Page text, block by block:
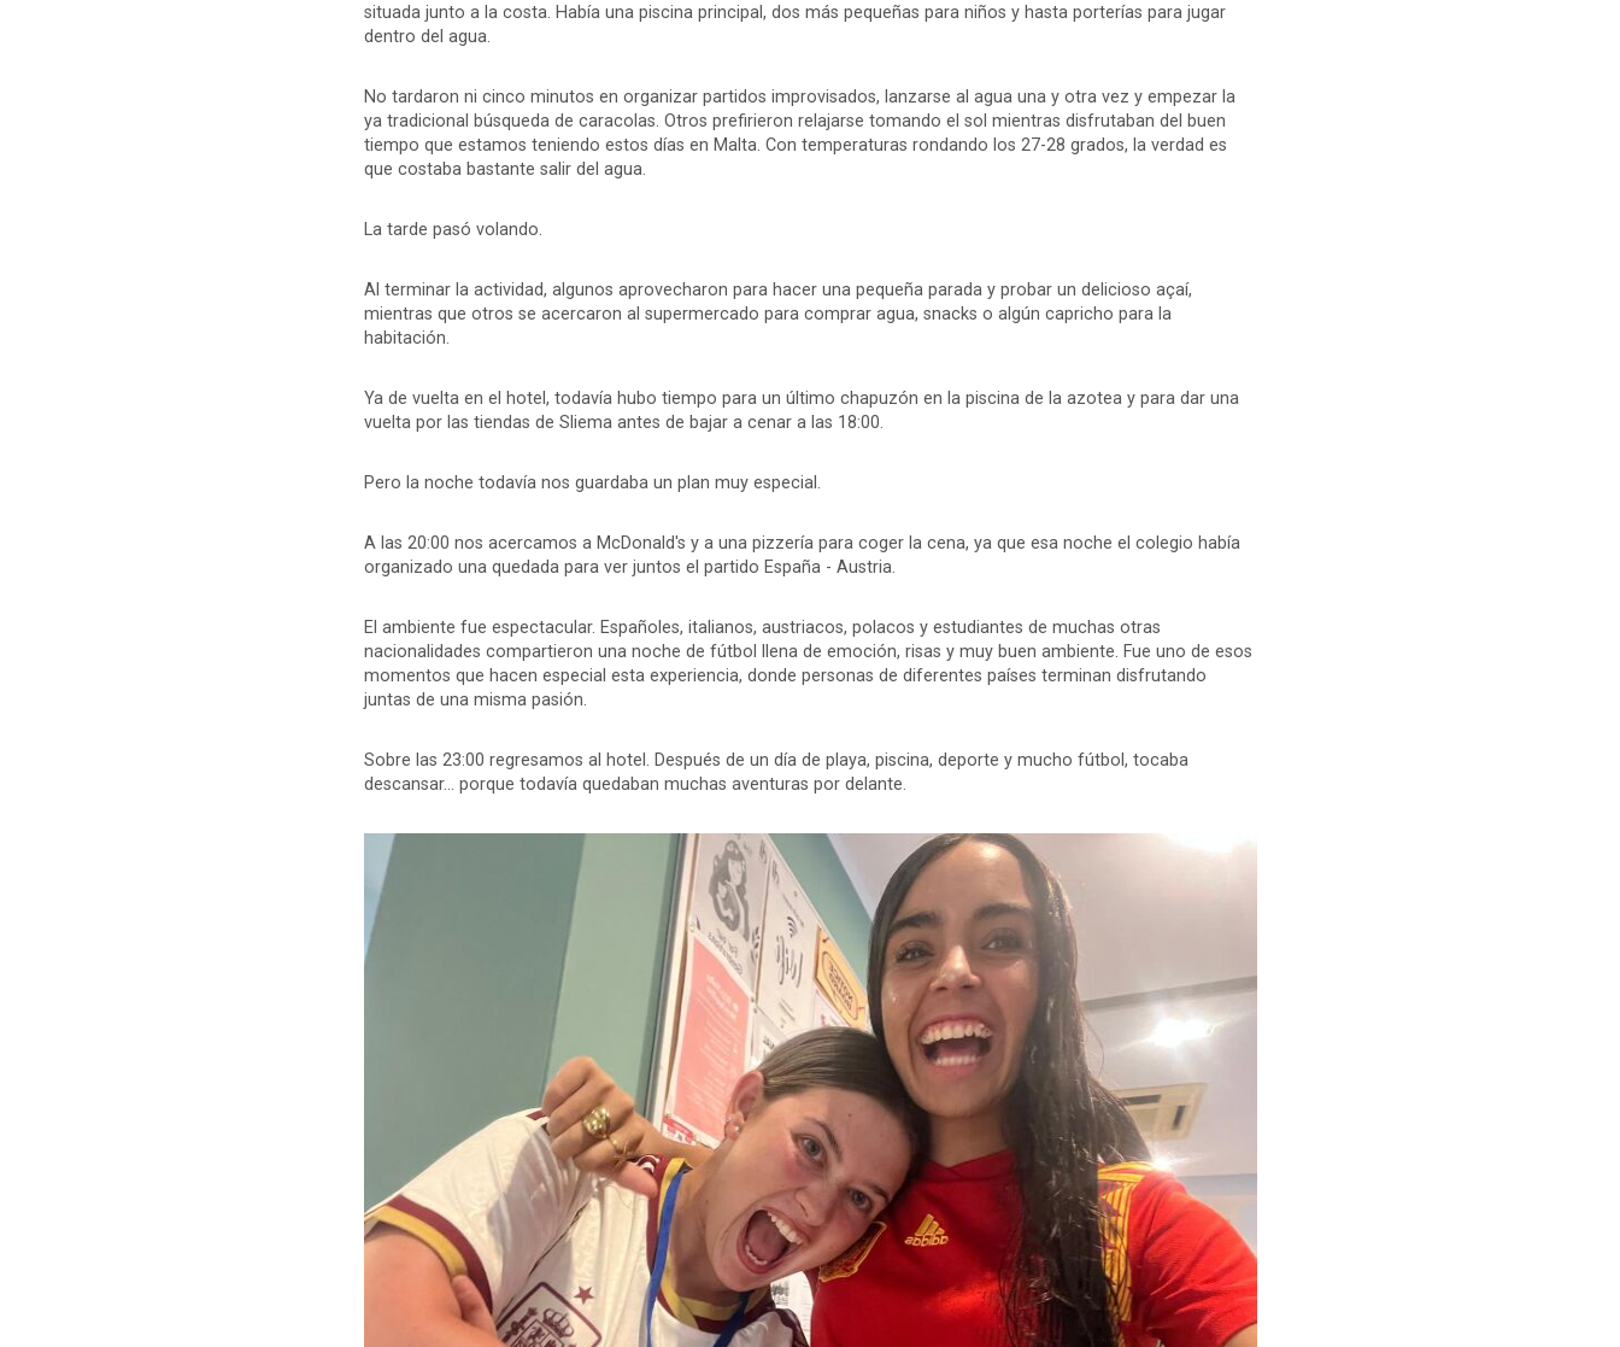
situada junto a la costa. Había una piscina principal, dos más pequeñas para niños y hasta porterías para jugar
dentro del agua.
No tardaron ni cinco minutos en organizar partidos improvisados, lanzarse al agua una y otra vez y empezar la
ya tradicional búsqueda de caracolas. Otros prefirieron relajarse tomando el sol mientras disfrutaban del buen
tiempo que estamos teniendo estos días en Malta. Con temperaturas rondando los 27-28 grados, la verdad es
que costaba bastante salir del agua.
La tarde pasó volando.
Al terminar la actividad, algunos aprovecharon para hacer una pequeña parada y probar un delicioso açaí,
mientras que otros se acercaron al supermercado para comprar agua, snacks o algún capricho para la
habitación.
Ya de vuelta en el hotel, todavía hubo tiempo para un último chapuzón en la piscina de la azotea y para dar una
vuelta por las tiendas de Sliema antes de bajar a cenar a las 18:00.
Pero la noche todavía nos guardaba un plan muy especial.
A las 20:00 nos acercamos a McDonald's y a una pizzería para coger la cena, ya que esa noche el colegio había
organizado una quedada para ver juntos el partido España - Austria.
El ambiente fue espectacular. Españoles, italianos, austriacos, polacos y estudiantes de muchas otras
nacionalidades compartieron una noche de fútbol llena de emoción, risas y muy buen ambiente. Fue uno de esos
momentos que hacen especial esta experiencia, donde personas de diferentes países terminan disfrutando
juntas de una misma pasión.
Sobre las 23:00 regresamos al hotel. Después de un día de playa, piscina, deporte y mucho fútbol, tocaba
descansar... porque todavía quedaban muchas aventuras por delante.